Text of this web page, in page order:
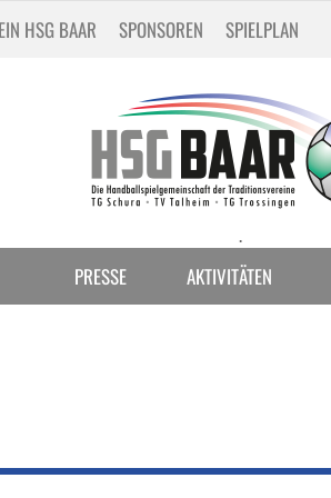
HSG BAAR SPONSOREN SPIELPLAN
.
PRESSE AKTIVITÄTEN